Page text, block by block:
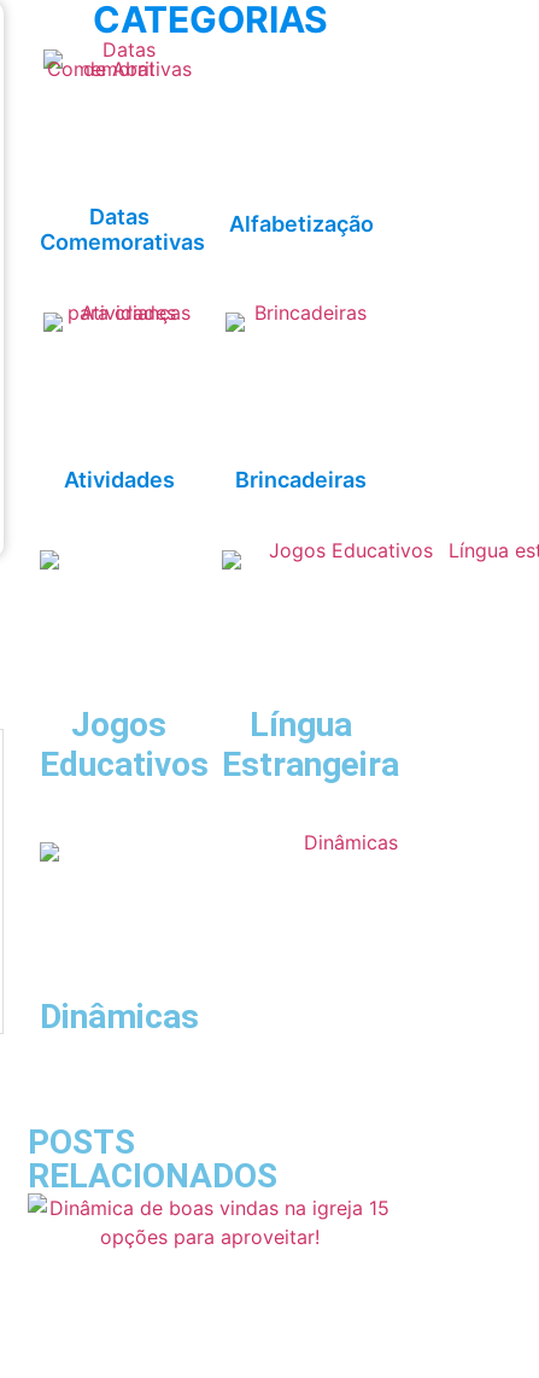
CATEGORIAS
Datas
Comemorativas
Alfabetização
Atividades Brincadeiras
Jogos
Educativos
Língua
Estrangeira
Dinâmicas
POSTS
RELACIONADOS